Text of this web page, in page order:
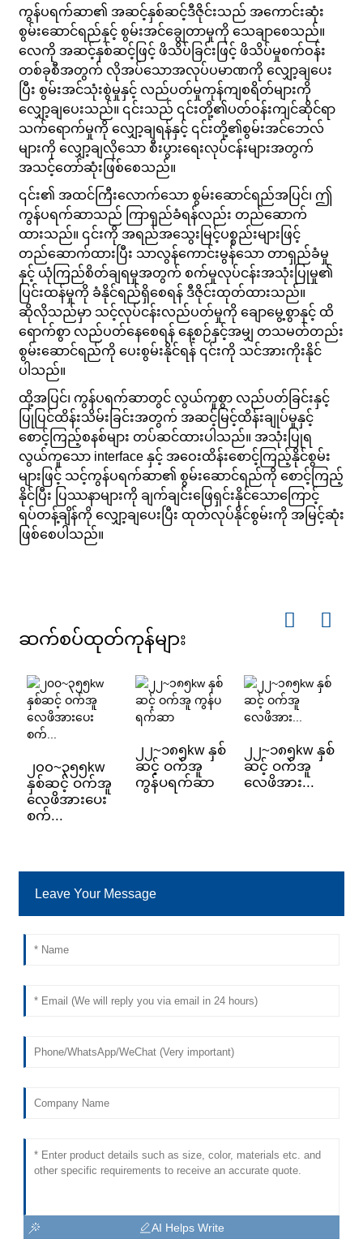
ကွန်ပရက်ဆာ၏ အဆင့်နှစ်ဆင့်ဒီဇိုင်းသည် အကောင်းဆုံး
စွမ်းဆောင်ရည်နှင့် စွမ်းအင်ချွေတာမှုကို သေချာစေသည်။
လေကို အဆင့်နှစ်ဆင့်ဖြင့် ဖိသိပ်ခြင်းဖြင့် ဖိသိပ်မှုစက်ဝန်း
တစ်ခုစီအတွက် လိုအပ်သောအလုပ်ပမာဏကို လျှော့ချပေး
ပြီး စွမ်းအင်သုံးစွဲမှုနှင့် လည်ပတ်မှုကုန်ကျစရိတ်များကို
လျှော့ချပေးသည်။ ၎င်းသည် ၎င်းတို့၏ပတ်ဝန်းကျင်ဆိုင်ရာ
သက်ရောက်မှုကို လျှော့ချရန်နှင့် ၎င်းတို့၏စွမ်းအင်ဘေလ်
များကို လျှော့ချလိုသော စီးပွားရေးလုပ်ငန်းများအတွက်
အသင့်တော်ဆုံးဖြစ်စေသည်။
၎င်း၏ အထင်ကြီးလောက်သော စွမ်းဆောင်ရည်အပြင်၊ ဤ
ကွန်ပရက်ဆာသည် ကြာရှည်ခံရန်လည်း တည်ဆောက်
ထားသည်။ ၎င်းကို အရည်အသွေးမြင့်ပစ္စည်းများဖြင့်
တည်ဆောက်ထားပြီး သာလွန်ကောင်းမွန်သော တာရှည်ခံမှု
နှင့် ယုံကြည်စိတ်ချရမှုအတွက် စက်မှုလုပ်ငန်းအသုံးပြုမှု၏
ပြင်းထန်မှုကို ခံနိုင်ရည်ရှိစေရန် ဒီဇိုင်းထုတ်ထားသည်။
ဆိုလိုသည်မှာ သင့်လုပ်ငန်းလည်ပတ်မှုကို ချောမွေ့စွာနှင့် ထိ
ရောက်စွာ လည်ပတ်နေစေရန် နေ့စဉ်နှင့်အမျှ တသမတ်တည်း
စွမ်းဆောင်ရည်ကို ပေးစွမ်းနိုင်ရန် ၎င်းကို သင်အားကိုးနိုင်
ပါသည်။
ထို့အပြင်၊ ကွန်ပရက်ဆာတွင် လွယ်ကူစွာ လည်ပတ်ခြင်းနှင့်
ပြုပြင်ထိန်းသိမ်းခြင်းအတွက် အဆင့်မြင့်ထိန်းချုပ်မှုနှင့်
စောင့်ကြည့်စနစ်များ တပ်ဆင်ထားပါသည်။ အသုံးပြုရ
လွယ်ကူသော interface နှင့် အဝေးထိန်းစောင့်ကြည့်နိုင်စွမ်း
များဖြင့် သင့်ကွန်ပရက်ဆာ၏ စွမ်းဆောင်ရည်ကို စောင့်ကြည့်
နိုင်ပြီး ပြဿနာများကို ချက်ချင်းဖြေရှင်းနိုင်သောကြောင့်
ရပ်တန့်ချိန်ကို လျှော့ချပေးပြီး ထုတ်လုပ်နိုင်စွမ်းကို အမြင့်ဆုံး
ဖြစ်စေပါသည်။
ဆက်စပ်ထုတ်ကုန်များ
၂၀၀~၃၅၅kw
နှစ်ဆင့် ဝက်အူ
လေဖိအားပေး
စက်...
၂၂~၁၈၅kw နှစ်
ဆင့် ဝက်အူ
ကွန်ပရက်ဆာ
၂၂~၁၈၅kw နှစ်
ဆင့် ဝက်အူ
လေဖိအား...
Leave Your Message
AI Helps Write